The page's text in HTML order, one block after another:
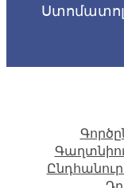
Ընդհանուր